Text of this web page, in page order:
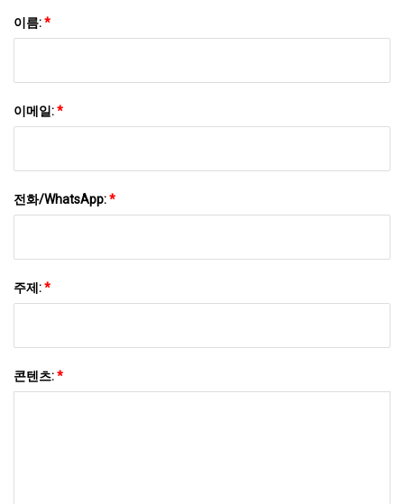
이름:*
이메일:*
전화/WhatsApp:*
주제:*
콘텐츠:*